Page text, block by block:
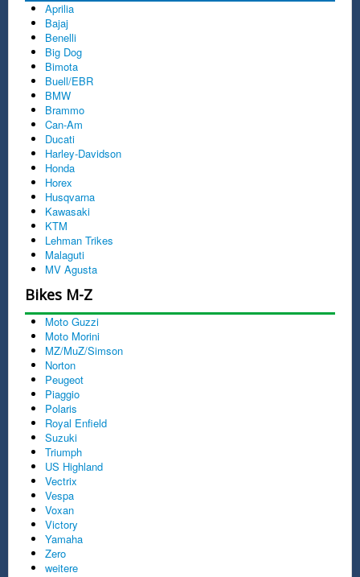
Aprilia
Bajaj
Benelli
Big Dog
Bimota
Buell/EBR
BMW
Brammo
Can-Am
Ducati
Harley-Davidson
Honda
Horex
Husqvarna
Kawasaki
KTM
Lehman Trikes
Malaguti
MV Agusta
Bikes M-Z
Moto Guzzi
Moto Morini
MZ/MuZ/Simson
Norton
Peugeot
Piaggio
Polaris
Royal Enfield
Suzuki
Triumph
US Highland
Vectrix
Vespa
Voxan
Victory
Yamaha
Zero
weitere